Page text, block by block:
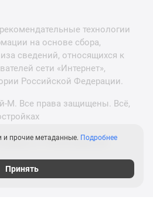
технологии
на основе сбора,
сведений, относящихся к
сети «Интернет»,
Российской Федерации.
М. Все права защищены. Всё,
и Ленинградской
и прочие метаданные. Подробнее
Принять